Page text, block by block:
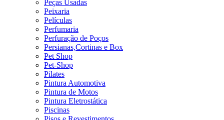
Peças Usadas
Peixaria
Películas
Perfumaria
Perfuração de Poços
Persianas,Cortinas e Box
Pet Shop
Pet-Shop
Pilates
Pintura Automotiva
Pintura de Motos
Pintura Eletrostática
Piscinas